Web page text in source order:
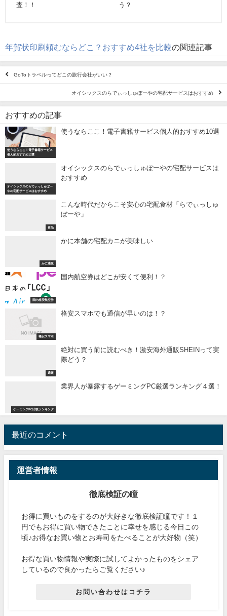
査！！ う？
年賀状印刷頼むならどこ？おすすめ4社を比較の関連記事
GoToトラベルってどこの旅行会社がいい？
オイシックスのらでぃっしゅぼーやの宅配サービスはおすすめ
おすすめの記事
使うならここ！電子書籍サービス
個人的おすすめ10選
使うならここ！電子書籍サービス個人的おすすめ10選
オイシックスのらでぃっしゅぼー
やの宅配サービスはおすすめ
オイシックスのらでぃっしゅぼーやの宅配サービスは
おすすめ
食品
こんな時代だからこそ安心の宅配食材「らでぃっしゅ
ぼーや」
かに通販
かに本舗の宅配カニが美味しい
国内格安航空券
国内航空券はどこが安くて便利！？
格安スマホ
格安スマホでも通信が早いのは！？
通販
絶対に買う前に読むべき！激安海外通販SHEINって実
際どう？
ゲーミングPC比較ランキング
業界人が暴露するゲーミングPC厳選ランキング４選！
最近のコメント
運営者情報
徹底検証の瞳
お得に買いものをするのが大好きな徹底検証瞳です！１
円でもお得に買い物できたことに幸せを感じる今日この
頃♪お得なお買い物とお寿司をたべることが大好物（笑）
お得な買い物情報や実際に試してよかったものをシェア
しているので良かったらご覧ください♪
お問い合わせはコチラ